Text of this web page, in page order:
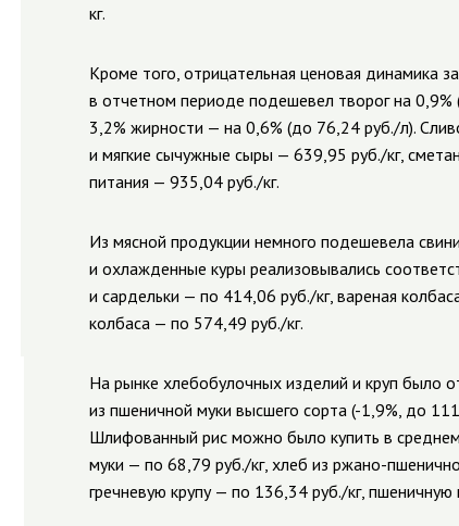
кг.
Кроме того, отрицательная ценовая динамика
в отчетном периоде подешевел творог на
3,2% жирности — на 0,6% (до 76,24 руб./л).
и мягкие сычужные сыры — 639,95 руб./кг,
питания — 935,04 руб./кг.
Из мясной продукции немного подешевела
и охлажденные куры реализовывались
и сардельки — по 414,06 руб./кг, вареная
колбаса — по 574,49 руб./кг.
На рынке хлебобулочных изделий и круп было
из пшеничной муки высшего сорта (-1,9%, до
Шлифованный рис можно было купить в
муки — по 68,79 руб./кг, хлеб из ржано-
гречневую крупу — по 136,34 руб./кг,